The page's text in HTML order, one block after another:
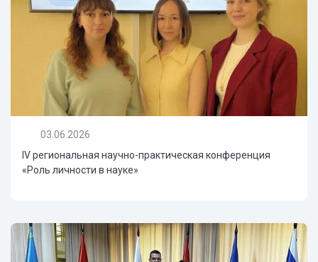
03.06.2026
IV региональная научно-практическая конференция
«Роль личности в науке»